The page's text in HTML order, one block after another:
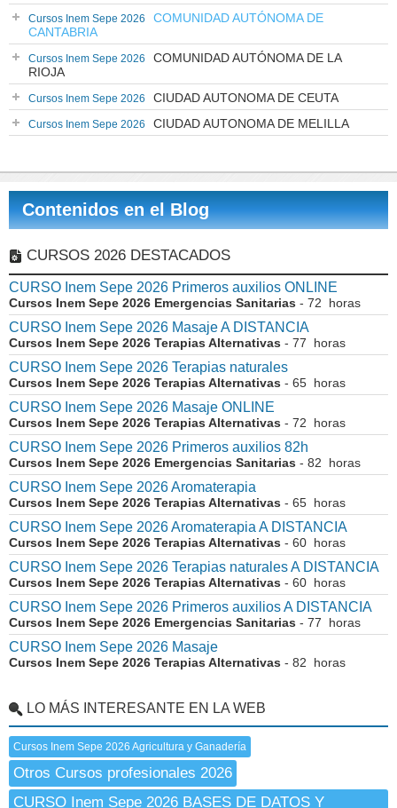
Cursos Inem Sepe 2026
COMUNIDAD AUTÓNOMA DE
CANTABRIA
Cursos Inem Sepe 2026
COMUNIDAD AUTÓNOMA DE LA
RIOJA
Cursos Inem Sepe 2026 CIUDAD AUTONOMA DE CEUTA
Cursos Inem Sepe 2026 CIUDAD AUTONOMA DE MELILLA
Contenidos en el Blog
CURSOS 2026 DESTACADOS
CURSO Inem Sepe 2026 Primeros auxilios ONLINE
Cursos Inem Sepe 2026 Emergencias Sanitarias - 72 horas
CURSO Inem Sepe 2026 Masaje A DISTANCIA
Cursos Inem Sepe 2026 Terapias Alternativas - 77 horas
CURSO Inem Sepe 2026 Terapias naturales
Cursos Inem Sepe 2026 Terapias Alternativas - 65 horas
CURSO Inem Sepe 2026 Masaje ONLINE
Cursos Inem Sepe 2026 Terapias Alternativas - 72 horas
CURSO Inem Sepe 2026 Primeros auxilios 82h
Cursos Inem Sepe 2026 Emergencias Sanitarias - 82 horas
CURSO Inem Sepe 2026 Aromaterapia
Cursos Inem Sepe 2026 Terapias Alternativas - 65 horas
CURSO Inem Sepe 2026 Aromaterapia A DISTANCIA
Cursos Inem Sepe 2026 Terapias Alternativas - 60 horas
CURSO Inem Sepe 2026 Terapias naturales A DISTANCIA
Cursos Inem Sepe 2026 Terapias Alternativas - 60 horas
CURSO Inem Sepe 2026 Primeros auxilios A DISTANCIA
Cursos Inem Sepe 2026 Emergencias Sanitarias - 77 horas
CURSO Inem Sepe 2026 Masaje
Cursos Inem Sepe 2026 Terapias Alternativas - 82 horas
LO MÁS INTERESANTE EN LA WEB
Cursos Inem Sepe 2026 Agricultura y Ganadería
Otros Cursos profesionales 2026
CURSO Inem Sepe 2026 BASES DE DATOS Y